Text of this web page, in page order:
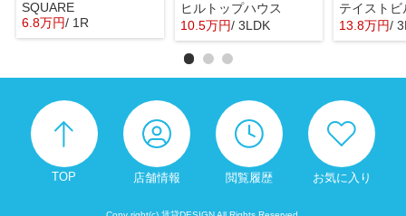
SQUARE
6.8万円/ 1R
ヒルトップハウス
10.5万円/ 3LDK
テイストビ
13.8万円/
TOP 店舗情報 閲覧履歴 お気に入り